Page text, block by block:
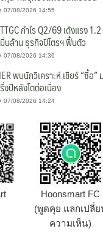
07/08/2026 14:55
กำไร Q2/69 เด้งแรง 1.2
นล้าน ธุรกิจปิโตรฯ ฟื้นตัว
07/08/2026 14:36
พบนักวิเคราะห์ เชียร์ “ซื้อ”
งปีหลังโตต่อเนื่อง
07/08/2026 14:24
Hoonsmart FC
(พูดคุย แลกเปลี่ย
ความเห็น)